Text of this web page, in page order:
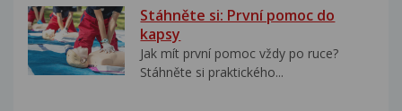
Stáhněte si: První pomoc do
kapsy
Jak mít první pomoc vždy po ruce?
Stáhněte si praktického...